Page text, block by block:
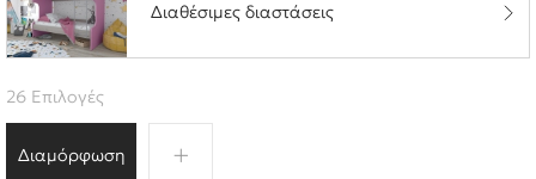
Διαθέσιμες διαστάσεις
Διαμόρφωση
26 Επιλογές